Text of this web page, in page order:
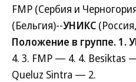
FMP (Сербия и
(Бельгия)--УНИКС
Положение в группе. 1.
4. 3. FMP — 4. 4. Besiktas
Queluz Sintra — 2.